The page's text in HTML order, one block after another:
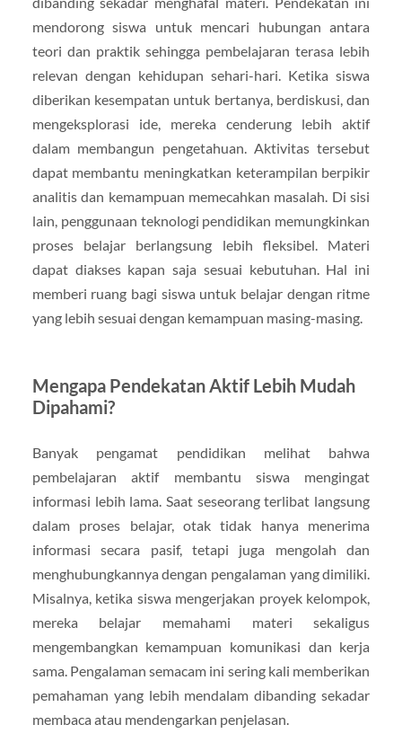
mendorong siswa untuk mencari hubungan antara
teori dan praktik sehingga pembelajaran terasa lebih
relevan dengan kehidupan sehari-hari. Ketika siswa
diberikan kesempatan untuk bertanya, berdiskusi, dan
mengeksplorasi ide, mereka cenderung lebih aktif
dalam membangun pengetahuan. Aktivitas tersebut
dapat membantu meningkatkan keterampilan berpikir
analitis dan kemampuan memecahkan masalah. Di sisi
lain, penggunaan teknologi pendidikan memungkinkan
proses belajar berlangsung lebih fleksibel. Materi
dapat diakses kapan saja sesuai kebutuhan. Hal ini
memberi ruang bagi siswa untuk belajar dengan ritme
yang lebih sesuai dengan kemampuan masing-masing.
Mengapa Pendekatan Aktif Lebih Mudah
Dipahami?
Banyak pengamat pendidikan melihat bahwa
pembelajaran aktif membantu siswa mengingat
informasi lebih lama. Saat seseorang terlibat langsung
dalam proses belajar, otak tidak hanya menerima
informasi secara pasif, tetapi juga mengolah dan
menghubungkannya dengan pengalaman yang dimiliki.
Misalnya, ketika siswa mengerjakan proyek kelompok,
mereka belajar memahami materi sekaligus
mengembangkan kemampuan komunikasi dan kerja
sama. Pengalaman semacam ini sering kali memberikan
pemahaman yang lebih mendalam dibanding sekadar
membaca atau mendengarkan penjelasan.